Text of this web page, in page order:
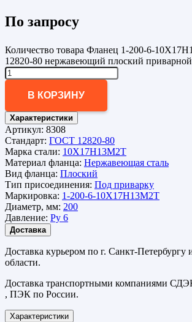
По запросу
Количество товара Фланец 1-200-6-
12820-80 нержавеющий плоский
В КОРЗИНУ
Характеристики
Артикул: 8308
Стандарт: ГОСТ 12820-80
Марка стали: 10Х17Н13М2Т
Материал фланца: Нержавеющая сталь
Вид фланца: Плоский
Тип присоединения: Под приварку
Маркировка: 1-200-6-10Х17Н13М2Т
Диаметр, мм: 200
Давление: Ру 6
Доставка
Доставка курьером по г. Санкт-Петербургу
области.
Доставка транспортными компаниями
, ПЭК по России.
Характеристики